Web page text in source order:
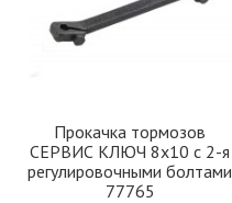
Прокачка тормозов
СЕРВИС КЛЮЧ 8х10 с 2-я
регулировочными болтами
77765